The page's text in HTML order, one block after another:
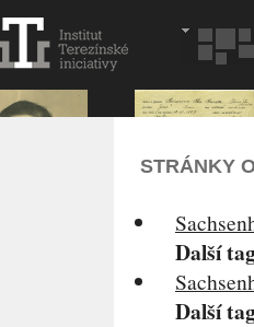
STRÁNKY
Další
Další